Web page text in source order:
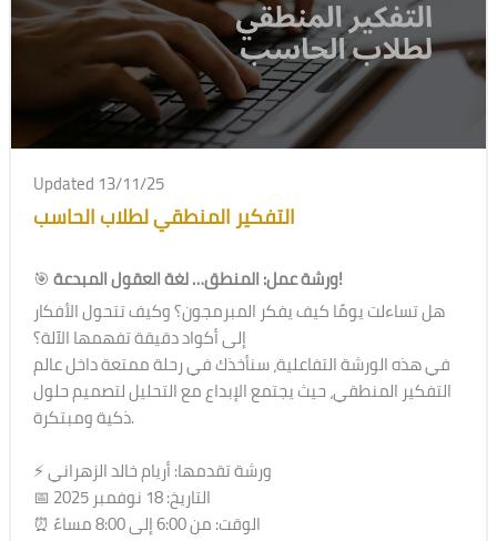
Updated 13/11/25
التفكير المنطقي لطلاب الحاسب
🎯
ورشة عمل: المنطق… لغة العقول المبدعة!
هل تساءلت يومًا كيف يفكر المبرمجون؟ وكيف تتحول الأفكار
إلى أكواد دقيقة تفهمها الآلة؟
في هذه الورشة التفاعلية، سنأخذك في رحلة ممتعة داخل عالم
التفكير المنطقي، حيث يجتمع الإبداع مع التحليل لتصميم حلول
ذكية ومبتكرة.
⚡️ ورشة تقدمها: أريام خالد الزهراني
📅 التاريخ: 18 نوفمبر 2025
⏰ الوقت: من 6:00 إلى 8:00 مساءً